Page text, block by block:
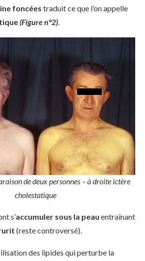
foncées traduit ce que l’on appelle
(Figure n°2).
de deux personnes – à droite ictère
cholestatique
s’accumuler sous la peau entraînant
(reste controversé).
des lipides qui perturbe la